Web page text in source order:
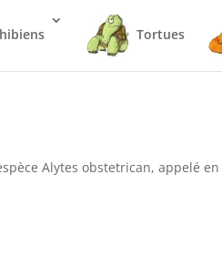
Tortues
Alytes obstetrican, appelé